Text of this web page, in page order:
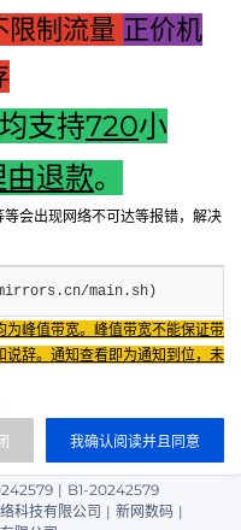
与解析
网络地址与主机数量？"
台，相关服务主体：
司荣昌分公司 提供网络服务 |
提供CDN服务
号-1
号
证2024034038号 |
| B1-20242579
科技有限公司 | 新网数码 |
限制流量 正价机
支持720小
由退款。
会出现网络不可达等报错，解决
main.sh)
峰值带宽。峰值带宽不能保证带
辞。通知查看即为通知到位，未
我确认阅读并且同意